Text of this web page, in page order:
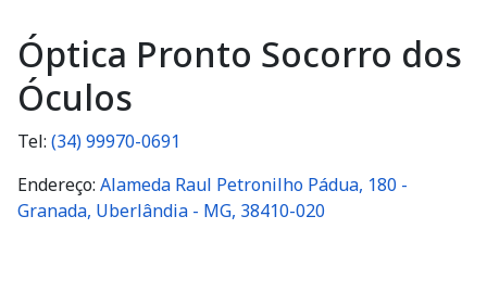
Óptica Pronto Socorro dos
Óculos
Tel: (34) 99970-0691
Endereço:
Alameda Raul Petronilho Pádua, 180 -
Granada, Uberlândia - MG, 38410-020